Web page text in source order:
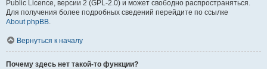
Public Licence, версии 2 (GPL-2.0) и может свободно распространяться.
Для получения более подробных сведений перейдите по ссылке
About phpBB.
Вернуться к началу
Почему здесь нет такой-то функции?